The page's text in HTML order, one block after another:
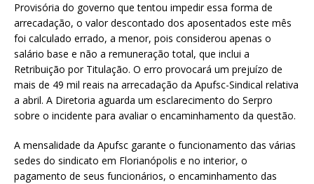
Provisória do governo que tentou impedir essa forma de
arrecadação, o valor descontado dos aposentados este mês
foi calculado errado, a menor, pois considerou apenas o
salário base e não a remuneração total, que inclui a
Retribuição por Titulação. O erro provocará um prejuízo de
mais de 49 mil reais na arrecadação da Apufsc-Sindical relativa
a abril. A Diretoria aguarda um esclarecimento do Serpro
sobre o incidente para avaliar o encaminhamento da questão.
A mensalidade da Apufsc garante o funcionamento das várias
sedes do sindicato em Florianópolis e no interior, o
pagamento de seus funcionários, o encaminhamento das